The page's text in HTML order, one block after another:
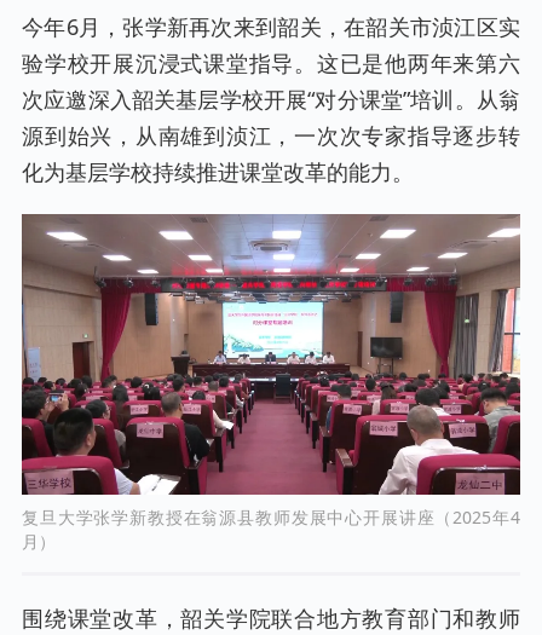
今年6月，张学新再次来到韶关，在韶关市浈江区实
验学校开展沉浸式课堂指导。这已是他两年来第六
次应邀深入韶关基层学校开展“对分课堂”培训。从翁
源到始兴，从南雄到浈江，一次次专家指导逐步转
化为基层学校持续推进课堂改革的能力。
复旦大学张学新教授在翁源县教师发展中心开展讲座（2025年4
月）
围绕课堂改革，韶关学院联合地方教育部门和教师